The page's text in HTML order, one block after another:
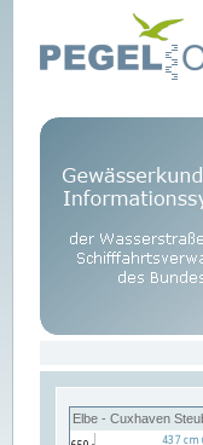
Elbe - Cuxhaven